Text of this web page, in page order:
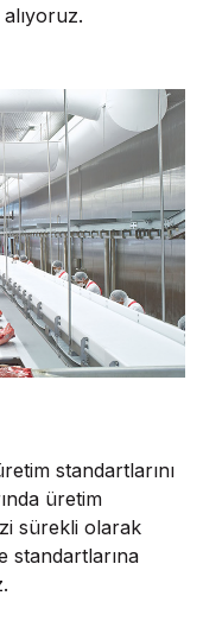
standartlarını
üretim
sürekli olarak
standartlarına